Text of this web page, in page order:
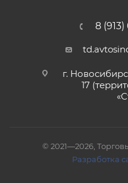
8
г.
17
© 2021—2026,
Разработка